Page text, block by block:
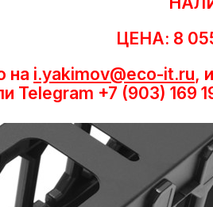
ЦЕНА: 8
на i.yakimov@eco-it.ru,
Telegram +7 (903) 169